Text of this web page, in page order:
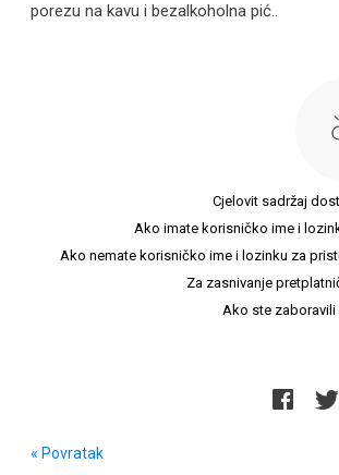
porezu na kavu i bezalkoholna pić..
Cjelovit sadržaj
Ako imate korisničko ime i
Ako nemate korisničko ime i lozinku za
Za zasnivanje
Ako ste zaboravili
« Povratak